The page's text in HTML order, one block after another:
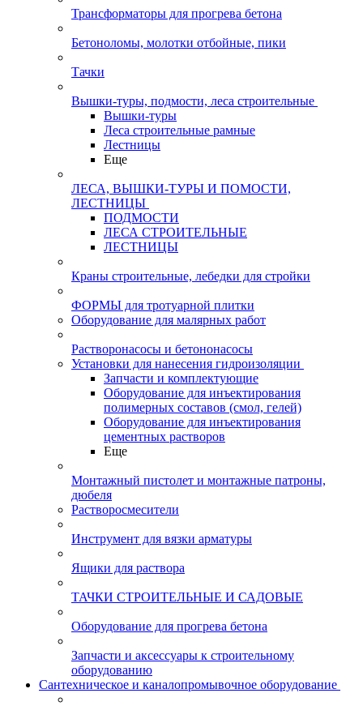
Трансформаторы для прогрева бетона
Бетоноломы, молотки отбойные, пики
Тачки
Вышки-туры, подмости, леса строительные
Вышки-туры
Леса строительные рамные
Лестницы
Еще
ЛЕСА, ВЫШКИ-ТУРЫ И ПОМОСТИ,
ЛЕСТНИЦЫ
ПОДМОСТИ
ЛЕСА СТРОИТЕЛЬНЫЕ
ЛЕСТНИЦЫ
Краны строительные, лебедки для стройки
ФОРМЫ для тротуарной плитки
Оборудование для малярных работ
Растворонасосы и бетононасосы
Установки для нанесения гидроизоляции
Запчасти и комплектующие
Оборудование для инъектирования
полимерных составов (смол, гелей)
Оборудование для инъектирования
цементных растворов
Еще
Монтажный пистолет и монтажные патроны,
дюбеля
Растворосмесители
Инструмент для вязки арматуры
Ящики для раствора
ТАЧКИ СТРОИТЕЛЬНЫЕ И САДОВЫЕ
Оборудование для прогрева бетона
Запчасти и аксессуары к строительному
оборудованию
Сантехническое и каналопромывочное оборудование